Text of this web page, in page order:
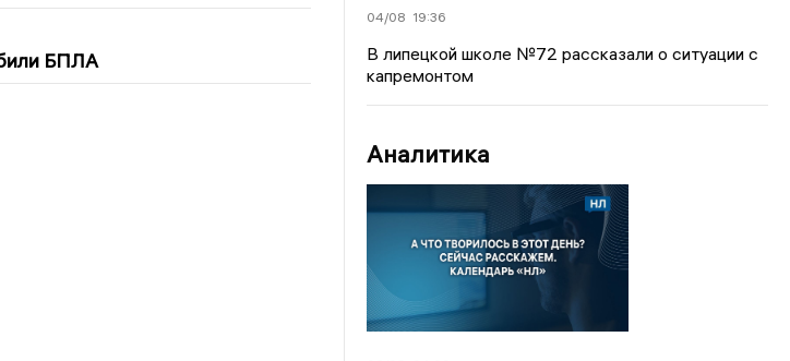
БПЛА
04/08 19:36
В липецкой школе №72 рассказали о ситуации с
капремонтом
Аналитика